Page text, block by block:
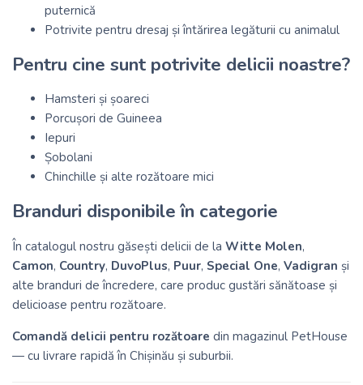
puternică
Potrivite pentru dresaj și întărirea legăturii cu animalul
Pentru cine sunt potrivite delicii noastre?
Hamsteri și șoareci
Porcușori de Guineea
Iepuri
Șobolani
Chinchille și alte rozătoare mici
Branduri disponibile în categorie
În catalogul nostru găsești delicii de la Witte Molen,
Camon, Country, DuvoPlus, Puur, Special One, Vadigran și
alte branduri de încredere, care produc gustări sănătoase și
delicioase pentru rozătoare.
Comandă delicii pentru rozătoare din magazinul PetHouse
— cu livrare rapidă în Chișinău și suburbii.